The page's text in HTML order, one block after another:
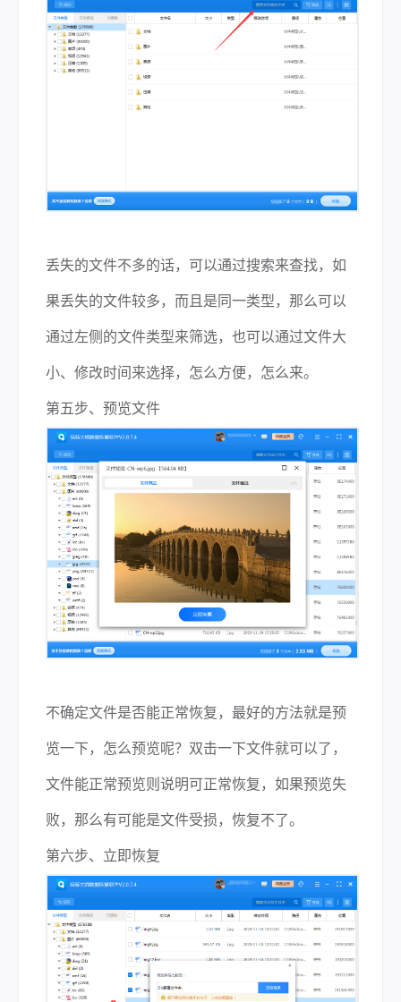
丢失的文件不多的话，可以通过搜索来查找，如
果丢失的文件较多，而且是同一类型，那么可以
通过左侧的文件类型来筛选，也可以通过文件大
小、修改时间来选择，怎么方便，怎么来。
第五步、预览文件
不确定文件是否能正常恢复，最好的方法就是预
览一下，怎么预览呢？双击一下文件就可以了，
文件能正常预览则说明可正常恢复，如果预览失
败，那么有可能是文件受损，恢复不了。
第六步、立即恢复